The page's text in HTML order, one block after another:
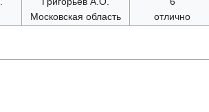
Московская область
отлично